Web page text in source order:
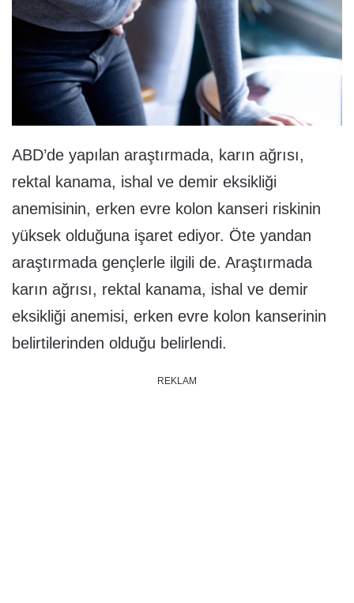
ABD’de yapılan araştırmada, karın ağrısı,
rektal kanama, ishal ve demir eksikliği
anemisinin, erken evre kolon kanseri riskinin
yüksek olduğuna işaret ediyor. Öte yandan
araştırmada gençlerle ilgili de. Araştırmada
karın ağrısı, rektal kanama, ishal ve demir
eksikliği anemisi, erken evre kolon kanserinin
belirtilerinden olduğu belirlendi.
REKLAM